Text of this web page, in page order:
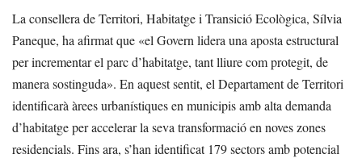
La consellera de Territori, Habitatge i Transició Ecològica, Sílvia
Paneque, ha afirmat que «el Govern lidera una aposta estructural
per incrementar el parc d’habitatge, tant lliure com protegit, de
manera sostinguda». En aquest sentit, el Departament de Territori
identificarà àrees urbanístiques en municipis amb alta demanda
d’habitatge per accelerar la seva transformació en noves zones
residencials. Fins ara, s’han identificat 179 sectors amb potencial